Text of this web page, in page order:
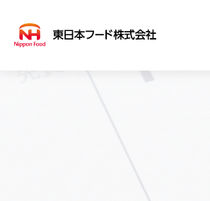
事業案内
商品案内
COMPANY